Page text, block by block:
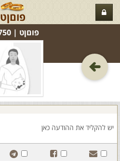
פוםןט
פוםןט‏ | 550750